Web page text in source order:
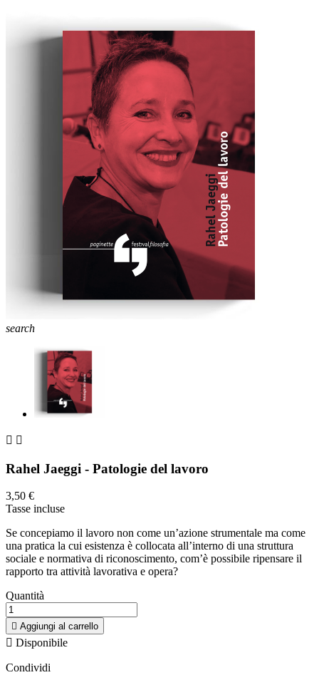
search
 
Rahel Jaeggi - Patologie del lavoro
3,50 €
Tasse incluse
Se concepiamo il lavoro non come un’azione strumentale ma come
una pratica la cui esistenza è collocata all’interno di una struttura
sociale e normativa di riconoscimento, com’è possibile ripensare il
rapporto tra attività lavorativa e opera?
Quantità
 Aggiungi al carrello
 Disponibile
Condividi